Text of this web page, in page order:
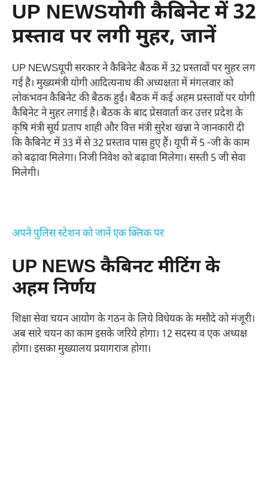
UP NEWSयोगी कैबिनेट में 32
प्रस्ताव पर लगी मुहर, जानें
UP NEWSयूपी सरकार ने कैबिनेट बैठक में 32 प्रस्तावों पर मुहर लग
गई है। मुख्यमंत्री योगी आदित्यनाथ की अध्यक्षता में मंगलवार को
लोकभवन कैबिनेट की बैठक हुई। बैठक में कई अहम प्रस्तावों पर योगी
कैबिनेट ने मुहर लगाई है। बैठक के बाद प्रेसवार्ता कर उत्तर प्रदेश के
कृषि मंत्री सूर्य प्रताप शाही और वित्त मंत्री सुरेश खन्ना ने जानकारी दी
कि कैबिनेट में 33 में से 32 प्रस्ताव पास हुए हैं। यूपी में 5 -जी के काम
को बढ़ावा मिलेगा। निजी निवेश को बढ़ावा मिलेगा। सस्ती 5 जी सेवा
मिलेगी।
अपने पुलिस स्टेशन को जानें एक क्लिक पर
UP NEWS कैबिनट मीटिंग के
अहम निर्णय
शिक्षा सेवा चयन आयोग के गठन के लिये विधेयक के मसौदे को मंजूरी।
अब सारे चयन का काम इसके जरिये होगा। 12 सदस्य व एक अध्यक्ष
होगा। इसका मुख्यालय प्रयागराज होगा।